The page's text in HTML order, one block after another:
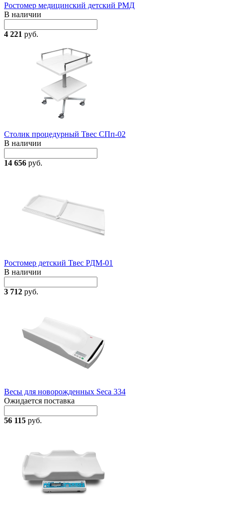
Ростомер медицинский детский РМД
В наличии
4 221 руб.
Столик процедурный Твес СПп-02
В наличии
14 656 руб.
Ростомер детский Твес РДМ-01
В наличии
3 712 руб.
Весы для новорожденных Seca 334
Ожидается поставка
56 115 руб.